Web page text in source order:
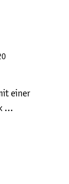
einer
…